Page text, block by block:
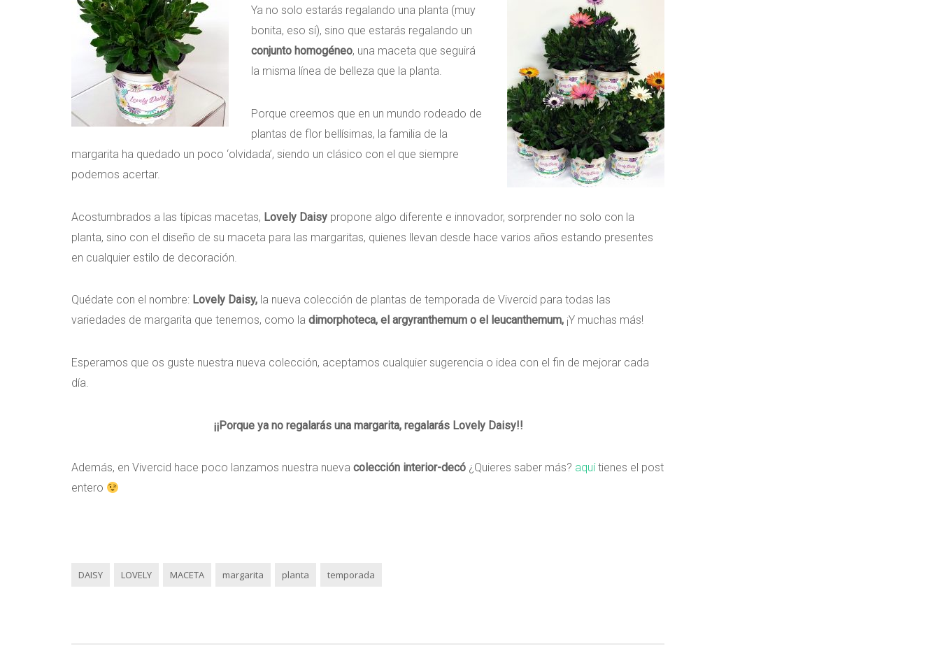
Ya no solo estarás regalando una planta (muy
bonita, eso sí), sino que estarás regalando un
conjunto homogéneo, una maceta que seguirá
la misma línea de belleza que la planta.
Porque creemos que en un mundo rodeado de
plantas de flor bellísimas, la familia de la
margarita ha quedado un poco ‘olvidada’, siendo un clásico con el que siempre
podemos acertar.
Acostumbrados a las típicas macetas, Lovely Daisy propone algo diferente e innovador, sorprender no solo con la
planta, sino con el diseño de su maceta para las margaritas, quienes llevan desde hace varios años estando presentes
en cualquier estilo de decoración.
Quédate con el nombre: Lovely Daisy, la nueva colección de plantas de temporada de Vivercid para todas las
variedades de margarita que tenemos, como la dimorphoteca, el argyranthemum o el leucanthemum, ¡Y muchas más!
Esperamos que os guste nuestra nueva colección, aceptamos cualquier sugerencia o idea con el fin de mejorar cada
día.
¡¡Porque ya no regalarás una margarita, regalarás Lovely Daisy!!
Además, en Vivercid hace poco lanzamos nuestra nueva colección interior-decó ¿Quieres saber más? aquítienes el post
entero
DAISY LOVELY MACETA margarita planta temporada